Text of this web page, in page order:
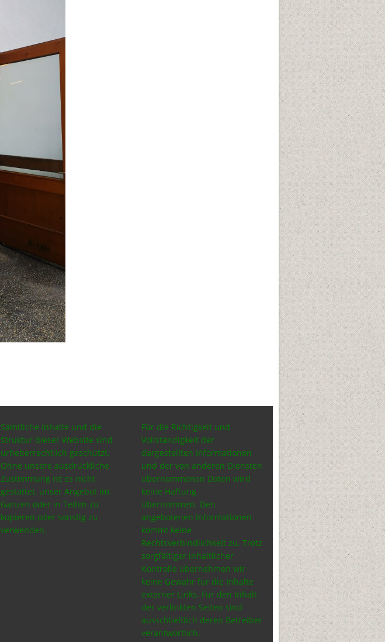
Sämtliche Inhalte und die
Struktur dieser Website sind
urheberrechtlich geschützt.
Ohne unsere ausdrückliche
Zustimmung ist es nicht
gestattet, unser Angebot im
Ganzen oder in Teilen zu
kopieren oder sonstig zu
verwenden.
Für die Richtigkeit und
Vollständigkeit der
dargestellten Informationen
und der von anderen Diensten
übernommenen Daten wird
keine Haftung
übernommen. Den
angebotenen Informationen
kommt keine
Rechtsverbindlichkeit zu. Trotz
sorgfältiger inhaltlicher
Kontrolle übernehmen wir
keine Gewähr für die Inhalte
externer Links. Für den Inhalt
der verlinkten Seiten sind
ausschließlich deren Betreiber
verantwortlich.